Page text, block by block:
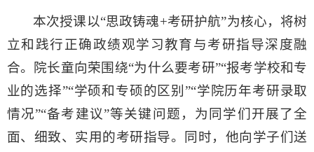
本次授课以“思政铸魂+考研护航”为核心，将树
立和践行正确政绩观学习教育与考研指导深度融
合。院长童向荣围绕“为什么要考研”“报考学校和专
业的选择”“学硕和专硕的区别”“学院历年考研录取
情况”“备考建议”等关键问题，为同学们开展了全
面、细致、实用的考研指导。同时，他向学子们送